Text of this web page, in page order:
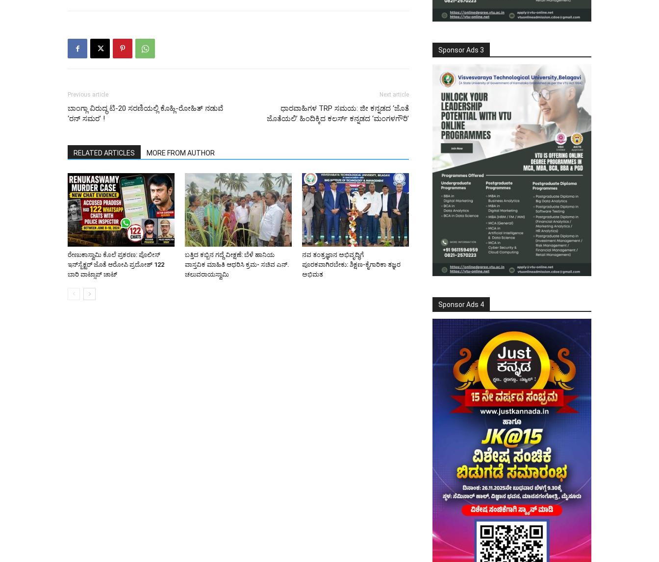
Previous article
ಬಾಂಗ್ಲಾ ವಿರುದ್ಧ ಟಿ-20 ಸರಣಿಯಲ್ಲಿ ಕೊಹ್ಲಿ-ರೋಹಿತ್ ನಡುವೆ
‘ರನ್ ಸಮರ’ !
Next article
ಧಾರವಾಹಿಗಳ TRP ಸಮಯ: ಜೀ ಕನ್ನಡದ ‘ಜೊತೆ
ಜೊತೆಯಲಿ’ ಹಿಂದಿಕ್ಕಿದ ಕಲರ್ಸ್ ಕನ್ನಡದ ‘ಮಂಗಳಗೌರಿ’
RELATED ARTICLES MORE FROM AUTHOR
ರೇಣುಕಾಸ್ವಾಮಿ ಕೊಲೆ ಪ್ರಕರಣ: ಪೊಲೀಸ್
ಇನ್‌ಸ್ಪೆಕ್ಟರ್‌ ಜೊತೆ ಆರೋಪಿ ಪ್ರದೋಶ್‌ 122
ಬಾರಿ ವಾಟ್ಸಾಪ್ ಚಾಟ್
ಬತ್ತಿದ ಕಬ್ಬಿನ ಗದ್ದೆ ವೀಕ್ಷಣೆ: ಬೆಳೆ ಹಾನಿಯ
ವಾಸ್ತವಿಕ ಮಾಹಿತಿ ಆಧರಿಸಿ ಕ್ರಮ- ಸಚಿವ ಎನ್.
ಚಲುವರಾಯಸ್ವಾಮಿ
ನವ ತಂತ್ರಜ್ಞಾನ ಅಭಿವೃದ್ಧಿಗೆ
ಪೂರಕವಾಗಿರಬೇಕು: ಶಿಕ್ಷಣ-ಕೈಗಾರಿಕಾ ತಜ್ಞರ
ಅಭಿಮತ
Sponsor Ads 3
Sponsor Ads 4